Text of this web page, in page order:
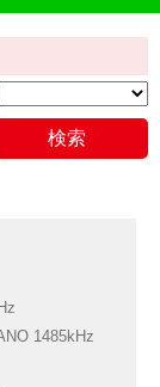
1485kHz